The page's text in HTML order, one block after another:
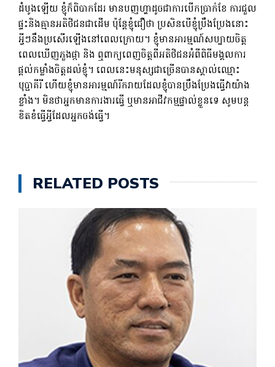
ដំបូងឡើយ ខ្ញុំក៏ពិបាកដែរ មានបញហ្ហាដូចជាការបើកប្រាក់ខែ ការជួល
ផ្ទះនិងគ្មានអតិថិជនជាដើម ប៉ុន្តែខ្ញុំជឿថា ប្រសិនបើខ្ញុំប្រឹងប្រែងនោះ
អ្វីៗនឹងប្រសើរឡើងនៅពេលក្រោយ។ ខ្ញុំមានអារម្មណ៍សប្បាយចិត្ត
ពេលឃើញភួងផ្កា និង ឮពាក្យពេញចិត្តពីអតិថិជនអំពីពិធីមង្គលការ
ផ្តល់កម្លាំងចិត្តដល់ខ្ញុំ។ ពេលនេះមនុស្សជាច្រើនបានស្គាល់ឈ្មោះ
បុប្ផាគីរី ហើយខ្ញុំមានអារម្មណ៍រីករាយដែលខ្ញុំបានប្រឹងប្រែងធ្វើវាយ៉ាង
ខ្លាំង។ មិន​ថា​អ្នក​មាន​ការងារ​ធ្វើ ឬ​មាន​អាជីវកម្ម​ផ្ទាល់​ខ្លួន​ទេ សូម​បន្ត​
ខិតខំ​ធ្វើ​អ្វី​ដែល​អ្នក​ចង់​ធ្វើ។
RELATED POSTS